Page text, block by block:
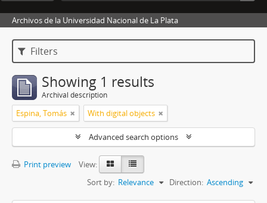
Archivos de la Universidad Nacional de La Plata
Filters
Showing 1 results
Archival description
Espina, Tomás With digital objects
Advanced search options
Print preview
View:
Sort by: Relevance Direction: Ascending